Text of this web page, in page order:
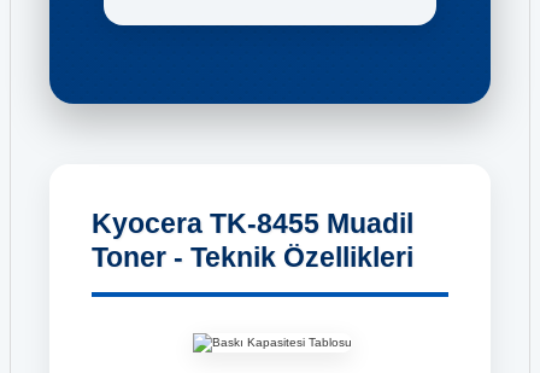
Kyocera TK-8455 Muadil
Toner - Teknik Özellikleri